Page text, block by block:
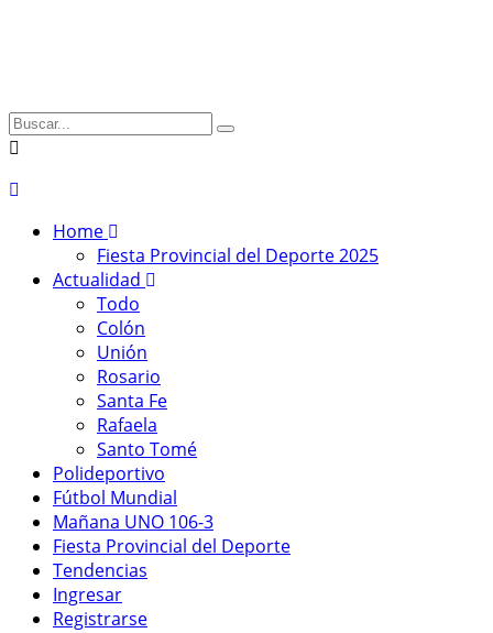
Home
Fiesta Provincial del Deporte 2025
Actualidad
Todo
Colón
Unión
Rosario
Santa Fe
Rafaela
Santo Tomé
Polideportivo
Fútbol Mundial
Mañana UNO 106-3
Fiesta Provincial del Deporte
Tendencias
Ingresar
Registrarse